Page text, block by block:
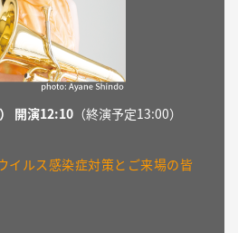
開演12:10 （終演予定13:00）
イルス感染症対策とご来場の皆